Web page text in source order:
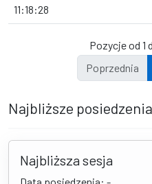
11:18:28
Pozycje od 1
Poprzednia
Najbliższe posiedzenia
Najbliższa sesja